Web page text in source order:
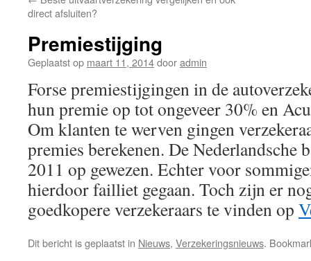
direct afsluiten?
Premiestijging
Geplaatst op maart 11, 2014dooradmin
Forse premiestijgingen in de
hun premie op tot ongeveer 30% en
Om klanten te werven gingen
premies berekenen. De Nederlandsche
2011 op gewezen. Echter voor
hierdoor failliet gegaan. Toch zijn er
goedkopere verzekeraars te vinden op
Dit bericht is geplaatst in Nieuws, Verzekeringsnieuws.